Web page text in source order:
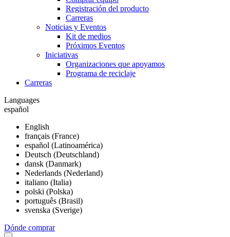
Registración del producto
Carreras
Noticias y Eventos
Kit de medios
Próximos Eventos
Iniciativas
Organizaciones que apoyamos
Programa de reciclaje
Carreras
Languages
español
English
français (France)
español (Latinoamérica)
Deutsch (Deutschland)
dansk (Danmark)
Nederlands (Nederland)
italiano (Italia)
polski (Polska)
português (Brasil)
svenska (Sverige)
Dónde comprar